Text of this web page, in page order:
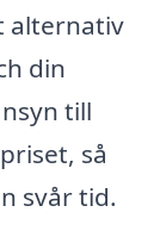
alternativ
din
till
så
svår tid.